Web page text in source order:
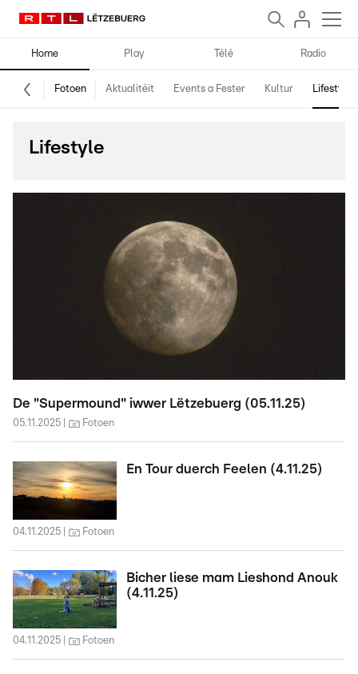
Home Play Télé Radio
Fotoen Aktualitéit Events a Fester Kultur Lifestyle
Lifestyle
De "Supermound" iwwer Lëtzebuerg (05.11.25)
05.11.2025 Fotoen
En Tour duerch Feelen (4.11.25)
04.11.2025 Fotoen
Bicher liese mam Lieshond Anouk
(4.11.25)
04.11.2025 Fotoen